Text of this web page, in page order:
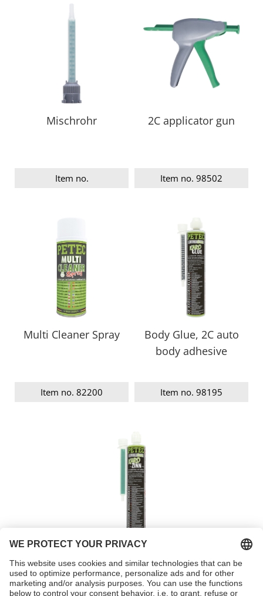
Mischrohr
Item no.
2C applicator gun
Item no. 98502
Multi Cleaner Spray
Item no. 82200
Body Glue, 2C auto
body adhesive
Item no. 98195
Body levelling
compound